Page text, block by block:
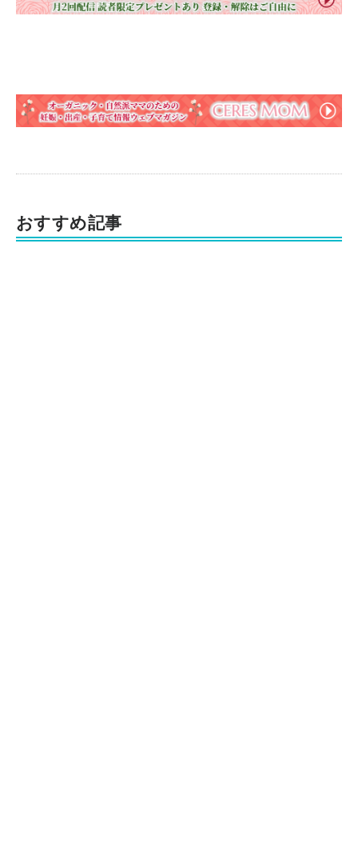
おすすめ記事